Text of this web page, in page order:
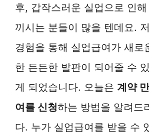
후, 갑작스러운 실업으로 인
끼시는 분들이 많을 텐데요.
경험을 통해 실업급여가 새로
한 든든한 발판이 되어줄 수
게 되었습니다. 오늘은 계약
여를 신청하는 방법을 알려드
다. 누가 실업급여를 받을 수